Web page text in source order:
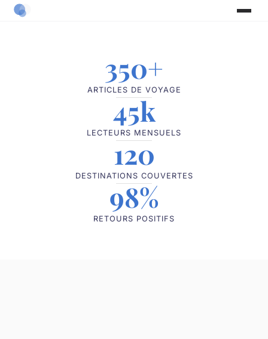
350+
ARTICLES DE VOYAGE
45k
LECTEURS MENSUELS
120
DESTINATIONS COUVERTES
98%
RETOURS POSITIFS